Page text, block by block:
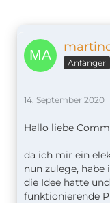
Anfänger
14. September 2020
Hallo liebe
da ich mir ein
nun zulege,
die Idee hatte
funktionierende